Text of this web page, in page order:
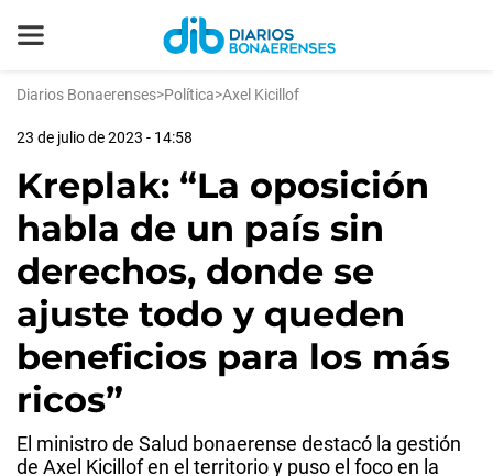
Diarios Bonaerenses>Política>Axel Kicillof
23 de julio de 2023 - 14:58
Kreplak: “La oposición
habla de un país sin
derechos, donde se
ajuste todo y queden
beneficios para los más
ricos”
El ministro de Salud bonaerense destacó la gestión
de Axel Kicillof en el territorio y puso el foco en la